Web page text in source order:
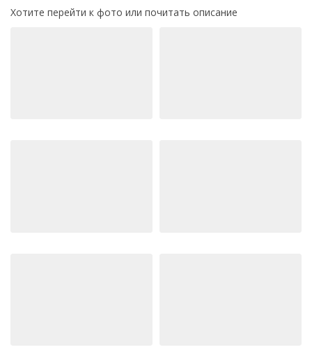
Хотите перейти к фото или почитать описание